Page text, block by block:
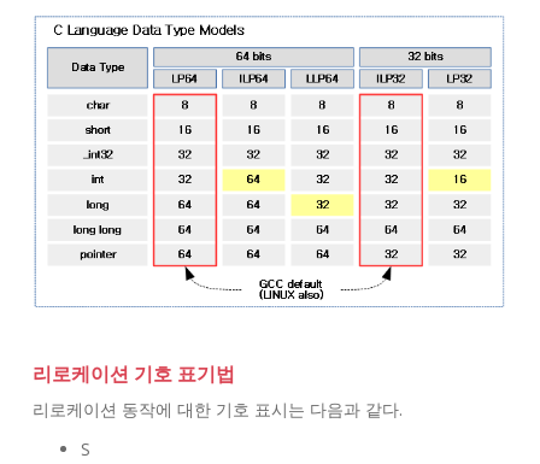
리로케이션 기호 표기법
리로케이션 동작에 대한 기호 표시는 다음과 같다.
S